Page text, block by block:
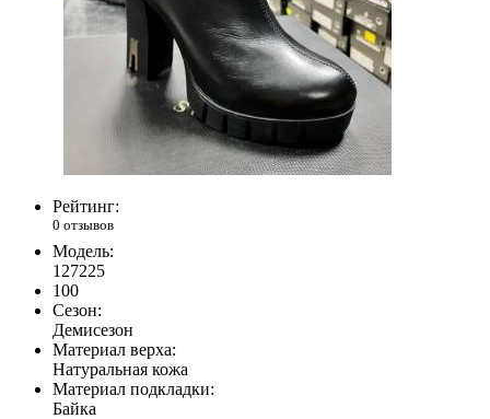
Рейтинг:
0 отзывов
Модель:
127225
100
Сезон:
Демисезон
Материал верха:
Натуральная кожа
Материал подкладки:
Байка